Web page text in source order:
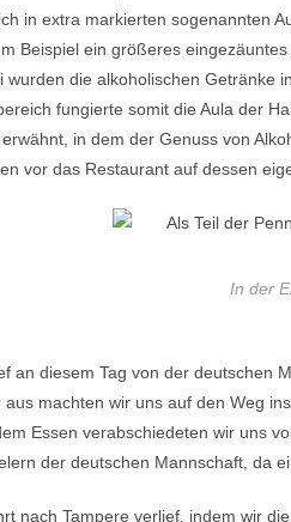
in extra markierten sogenannten
Beispiel ein größeres
wurden die alkoholischen Getränke
fungierte somit die Aula der
in dem der Genuss von
vor das Restaurant auf dessen
In der
an diesem Tag von der deutschen
aus machten wir uns auf den Weg
Essen verabschiedeten wir uns
der deutschen Mannschaft, da
nach Tampere verlief, indem wir